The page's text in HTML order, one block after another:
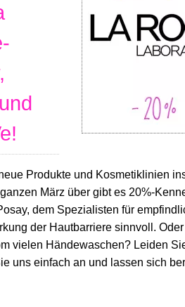
Produkte und Kosmetiklinien
März über gibt es 20%-
dem Spezialisten für
der Hautbarriere sinnvoll.
vielen Händewaschen? Leiden
uns einfach an und lassen sich